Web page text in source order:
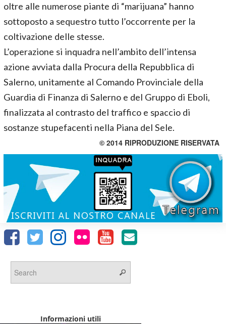
oltre alle numerose piante di “marijuana” hanno
sottoposto a sequestro tutto l’occorrente per la
coltivazione delle stesse.
L’operazione si inquadra nell’ambito dell’intensa
azione avviata dalla Procura della Repubblica di
Salerno, unitamente al Comando Provinciale della
Guardia di Finanza di Salerno e del Gruppo di Eboli,
finalizzata al contrasto del traffico e spaccio di
sostanze stupefacenti nella Piana del Sele.
© 2014 RIPRODUZIONE RISERVATA
Informazioni utili